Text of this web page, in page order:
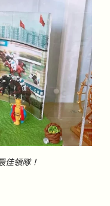
佳領隊！